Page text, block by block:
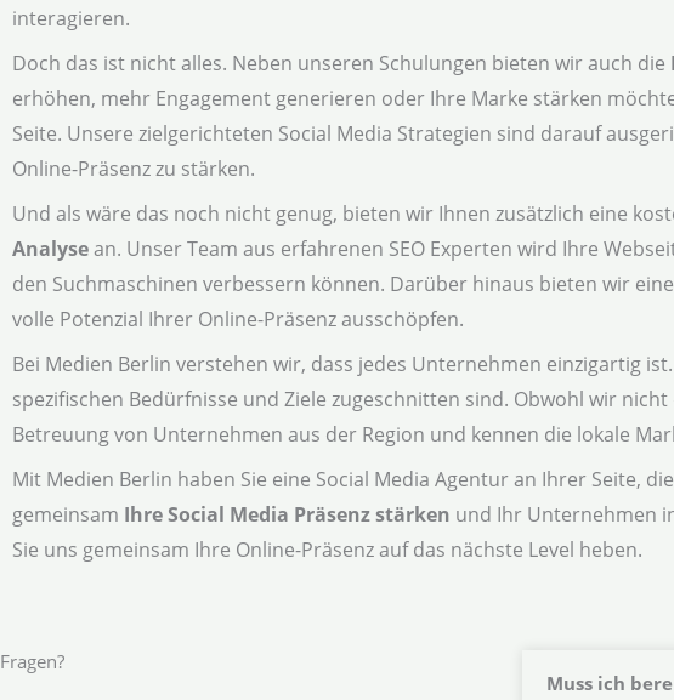
interagieren.
Doch das ist nicht alles. Neben unseren Schulungen bieten wir auch die
erhöhen, mehr Engagement generieren oder Ihre Marke stärken
Seite. Unsere zielgerichteten Social Media Strategien sind darauf
Online-Präsenz zu stärken.
Und als wäre das noch nicht genug, bieten wir Ihnen zusätzlich eine
Analysean. Unser Team aus erfahrenen SEO Experten wird Ihre
den Suchmaschinen verbessern können. Darüber hinaus bieten wir
volle Potenzial Ihrer Online-Präsenz ausschöpfen.
Bei Medien Berlin verstehen wir, dass jedes Unternehmen einzigartig
spezifischen Bedürfnisse und Ziele zugeschnitten sind. Obwohl wir
Betreuung von Unternehmen aus der Region und kennen die lokale
Mit Medien Berlin haben Sie eine Social Media Agentur an Ihrer Seite,
gemeinsam Ihre Social Media Präsenz stärken und Ihr Unternehmen
Sie uns gemeinsam Ihre Online-Präsenz auf das nächste Level heben.
Fragen?
Muss ich